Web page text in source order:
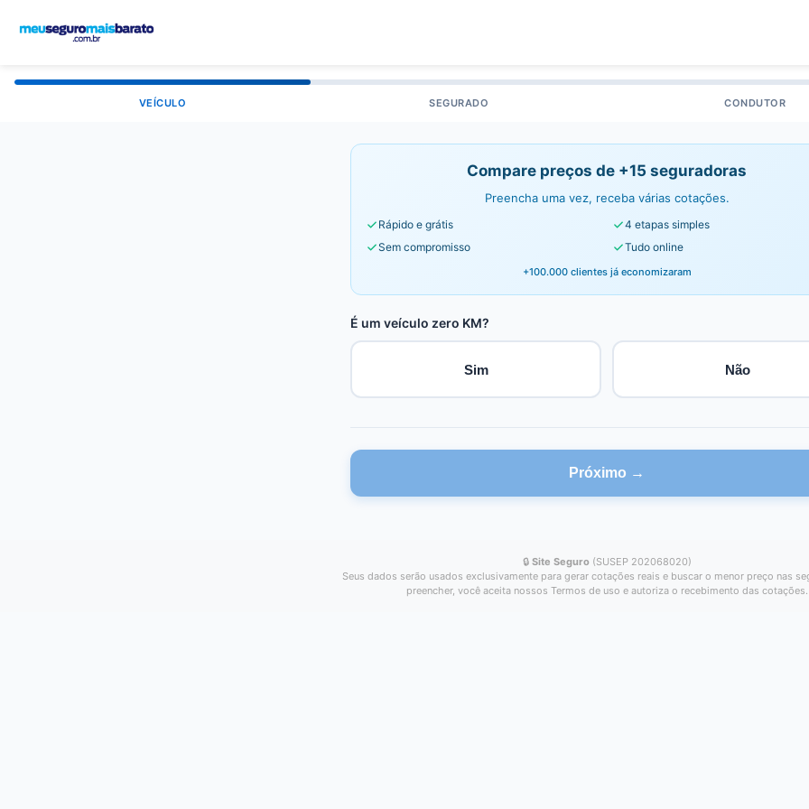
VEÍCULO SEGURADO CONDUTOR
Compare preços de +15 seguradoras
Preencha uma vez, receba várias cotações.
Rápido e grátis
4 etapas simples
Sem compromisso
Tudo online
+100.000 clientes já economizaram
É um veículo zero KM?
Sim Não
Próximo →
🔒 Site Seguro (SUSEP 202068020)
Seus dados serão usados exclusivamente para gerar cotações reais e buscar o menor preço nas
preencher, você aceita nossos Termos de uso e autoriza o recebimento das cotações.